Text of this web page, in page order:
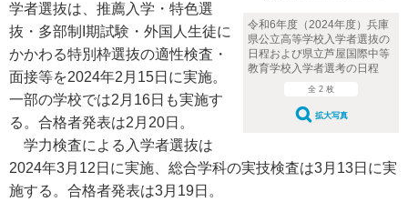
令和6年度（2024年度）兵庫
県公立高等学校入学者選抜の
日程および県立芦屋国際中等
教育学校入学者選考の日程
全 2 枚
拡大写真
学者選抜は、推薦入学・特色選
抜・多部制I期試験・外国人生徒に
かかわる特別枠選抜の適性検査・
面接等を2024年2月15日に実施。
一部の学校では2月16日も実施す
る。合格者発表は2月20日。
学力検査による入学者選抜は
2024年3月12日に実施、総合学科の実技検査は3月13日に実
施する。合格者発表は3月19日。